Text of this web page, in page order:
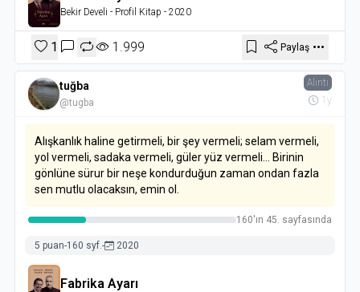
Bekir Develi - Profil Kitap - 2020
1 1.999 Paylaş
tuğba
@tugba
Alıntı
1y
Alışkanlık haline getirmeli, bir şey vermeli; selam vermeli,
yol vermeli, sadaka vermeli, güler yüz vermeli... Birinin
gönlüne sürur bir neşe kondurduğun zaman ondan fazla
sen mutlu olacaksın, emin ol.
160'ın 45. sayfasında
5 puan-160 syf.- 2020
Fabrika Ayarı